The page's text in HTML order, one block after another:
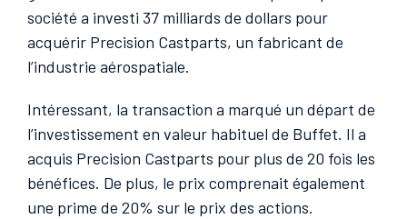
société a investi 37 milliards de dollars pour
acquérir Precision Castparts, un fabricant de
l’industrie aérospatiale.
Intéressant, la transaction a marqué un départ de
l’investissement en valeur habituel de Buffet. Il a
acquis Precision Castparts pour plus de 20 fois les
bénéfices. De plus, le prix comprenait également
une prime de 20% sur le prix des actions.